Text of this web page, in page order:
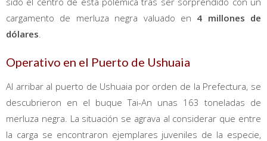
cargamento de merluza negra valuado en 4 millones de
dólares
Operativo en el Puerto de Ushuaia
Al arribar al puerto de Ushuaia por orden de la Prefectura, se
descubrieron en el buque Tai-An unas 163 toneladas de
merluza negra. La situación se agrava al considerar que entre
la carga se encontraron ejemplares juveniles de la especie,